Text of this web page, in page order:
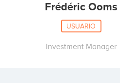
Frédéric Ooms
USUARIO
Investment Manager